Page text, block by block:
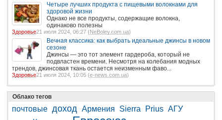
Четыре лучших продукта с пищевыми волокнами для
здоровой жизни
Однако не все продукты, содержащие волокна,
одинаково полезны
Здоровье21 июля 2024, 06:27 (NeBoley.com.ua)
Вечная классика: как выбрать идеальные джинсы в новом
сезоне
Джинсы — это тот элемент гардероба, который не
подвластен времени. Несмотря на колебания модных
трендов, джинсовая ткань остается неизменным фаво...
Здоровье21 июля 2024, 10:05 (e-news.com.ua)
Облако тегов
почтовые доход Армения Sierra Prius АГУ